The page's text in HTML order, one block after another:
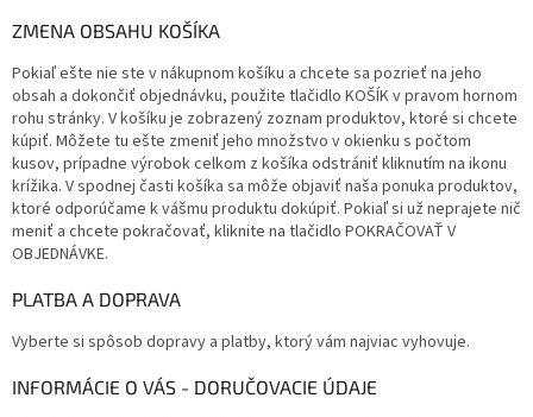
ZMENA OBSAHU KOŠÍKA
Pokiaľ ešte nie ste v nákupnom košíku a chcete sa pozrieť na jeho
obsah a dokončiť objednávku, použite tlačidlo KOŠÍK v pravom hornom
rohu stránky. V košíku je zobrazený zoznam produktov, ktoré si chcete
kúpiť. Môžete tu ešte zmeniť jeho množstvo v okienku s počtom
kusov, prípadne výrobok celkom z košíka odstrániť kliknutím na ikonu
krížika. V spodnej časti košíka sa môže objaviť naša ponuka produktov,
ktoré odporúčame k vášmu produktu dokúpiť. Pokiaľ si už neprajete nič
meniť a chcete pokračovať, kliknite na tlačidlo POKRAČOVAŤ V
OBJEDNÁVKE.
PLATBA A DOPRAVA
Vyberte si spôsob dopravy a platby, ktorý vám najviac vyhovuje.
INFORMÁCIE O VÁS - DORUČOVACIE ÚDAJE